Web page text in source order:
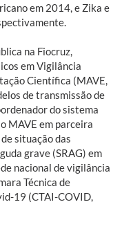
em 2014, e Zika e
na Fiocruz,
em Vigilância
Científica (MAVE,
de transmissão de
do sistema
MAVE em parceira
situação das
grave (SRAG) em
nacional de vigilância
Técnica de
19 (CTAI-COVID,